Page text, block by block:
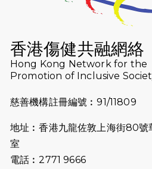
猛龍長跑隊恆
2026-07-10
【猛龍戈壁
融網絡15周年
2026-07-09
猛龍長跑隊恆
2026-07-02
香港傷健共融網絡
Hong Kong Network for the
Promotion of Inclusive
慈善機構註冊編號︰91/11809
地址︰香港九龍佐敦上海街80號
室
電話︰2771 9666